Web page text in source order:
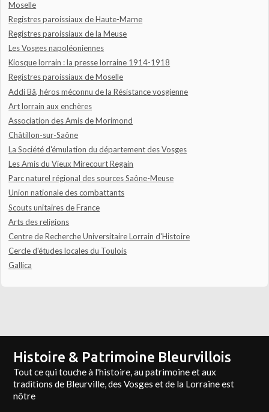
Moselle
Registres paroissiaux de Haute-Marne
Registres paroissiaux de la Meuse
Les Vosges napoléoniennes
Kiosque lorrain : la presse lorraine 1914-1918
Registres paroissiaux de Moselle
Addi Bâ, héros méconnu de la Résistance vosgienne
Art lorrain aux enchères
Association des Amis de Morimond
Châtillon-sur-Saône
La Société d'émulation du département des Vosges
Les Amis du Vieux Mirecourt Regain
Parc naturel régional des sources Saône-Meuse
Union nationale des combattants
Scouts unitaires de France
Arts des religions
Centre de Recherche Universitaire Lorrain d'Histoire
Cercle d'études locales du Toulois
Gallica
Histoire & Patrimoine Bleurvillois
Tout ce qui touche à l'histoire, au patrimoine et aux
traditions de Bleurville, des Vosges et de la Lorraine est
nôtre